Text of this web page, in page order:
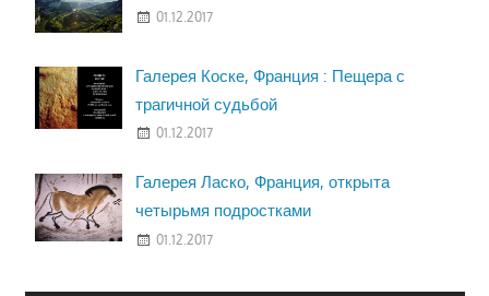
01.12.2017
Галерея Коске, Франция : Пещера с
трагичной судьбой
01.12.2017
Галерея Ласко, Франция, открыта
четырьмя подростками
01.12.2017